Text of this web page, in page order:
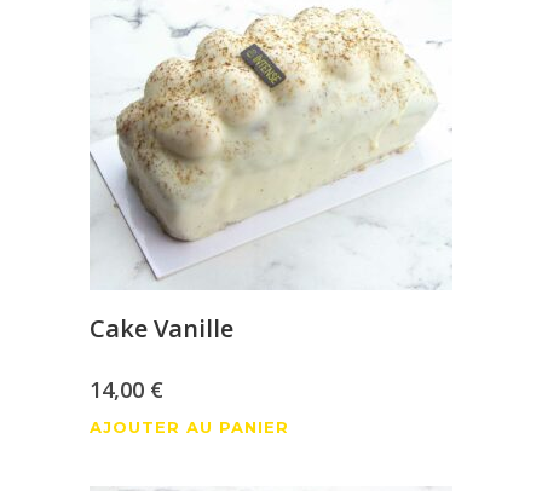
Cake Vanille
14,00 €
AJOUTER AU PANIER